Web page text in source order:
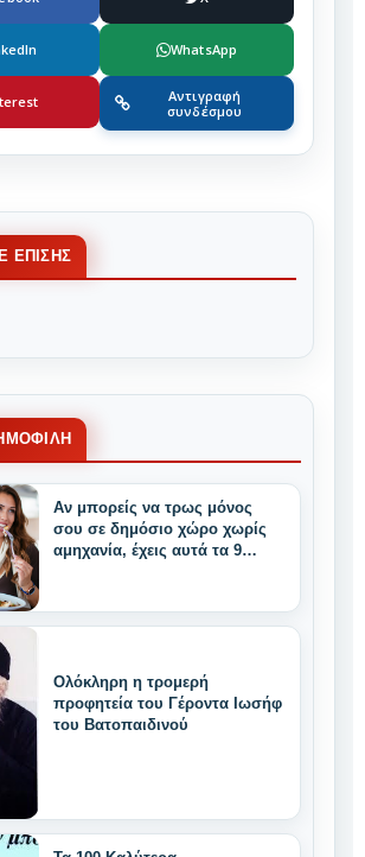
WhatsApp
Αντιγραφή
συνδέσμου
ΕΠΊΣΗΣ
Αν μπορείς να τρως μόνος
σου σε δημόσιο χώρο χωρίς
αμηχανία, έχεις αυτά τα 9
Ολόκληρη η τρομερή
προφητεία του Γέροντα Ιωσήφ
του Βατοπαιδινού